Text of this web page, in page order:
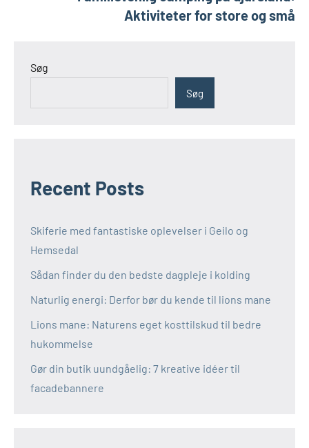
Aktiviteter for store og små
Søg
Søg
Recent Posts
Skiferie med fantastiske oplevelser i Geilo og
Hemsedal
Sådan finder du den bedste dagpleje i kolding
Naturlig energi: Derfor bør du kende til lions mane
Lions mane: Naturens eget kosttilskud til bedre
hukommelse
Gør din butik uundgåelig: 7 kreative idéer til
facadebannere